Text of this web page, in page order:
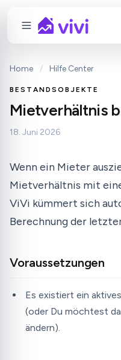
Home / Hilfe Center
BESTANDSOBJEKTE
Mietverhältnis
18. Juni 2026
Wenn ein Mieter
Mietverhältnis mit
ViVi kümmert sich
Berechnung der
Voraussetzungen
Es existiert ein
(oder Du möchtest
ändern).